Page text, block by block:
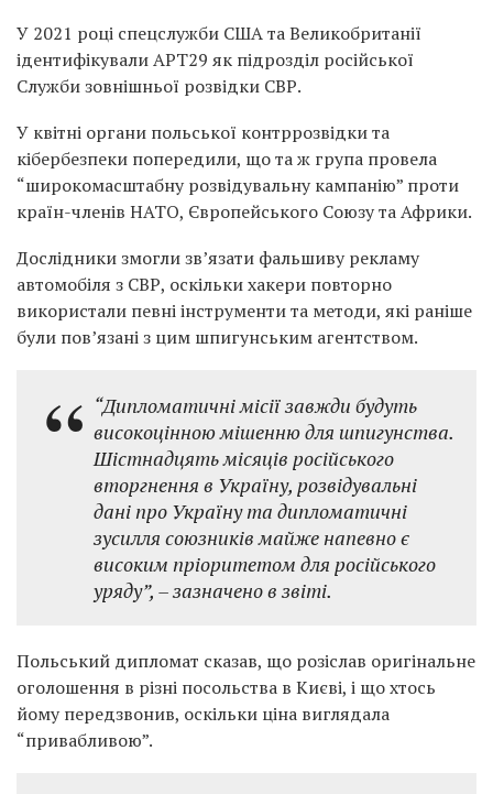
У 2021 році спецслужби США та Великобританії
ідентифікували APT29 як підрозділ російської
Служби зовнішньої розвідки СВР.
У квітні органи польської контррозвідки та
кібербезпеки попередили, що та ж група провела
“широкомасштабну розвідувальну кампанію” проти
країн-членів НАТО, Європейського Союзу та Африки.
Дослідники змогли зв’язати фальшиву рекламу
автомобіля з СВР, оскільки хакери повторно
використали певні інструменти та методи, які раніше
були пов’язані з цим шпигунським агентством.
“Дипломатичні місії завжди будуть
високоцінною мішенню для шпигунства.
Шістнадцять місяців російського
вторгнення в Україну, розвідувальні
дані про Україну та дипломатичні
зусилля союзників майже напевно є
високим пріоритетом для російського
уряду”, – зазначено в звіті.
Польський дипломат сказав, що розіслав оригінальне
оголошення в різні посольства в Києві, і що хтось
йому передзвонив, оскільки ціна виглядала
“привабливою”.